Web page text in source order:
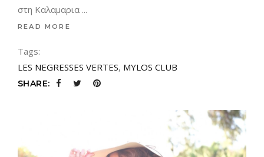
στη Καλαμαρια
READ MORE
Tags:
LES NEGRESSES VERTES, MYLOS CLUB
SHARE: